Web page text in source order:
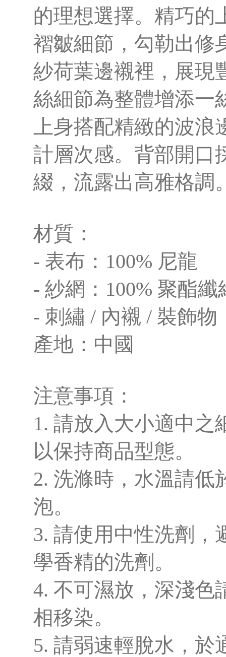
的理想選擇。精巧的
褶皺細節，勾勒出修
紗荷葉邊襯裡，展現
絲細節為整體增添一
上身搭配精緻的波浪
計層次感。背部開口
綴，流露出高雅格調
材質：
- 表布：100% 尼龍
- 紗網：100% 聚酯纖
- 刺繡 / 內襯 / 裝飾物
產地：中國
注意事項：
1. 請放入大小適中之
以保持商品型態。
2. 洗滌時，水溫請低
泡。
3. 請使用中性洗劑，
學香精的洗劑。
4. 不可濕放，深淺色
相移染。
5. 請弱速輕脫水，於